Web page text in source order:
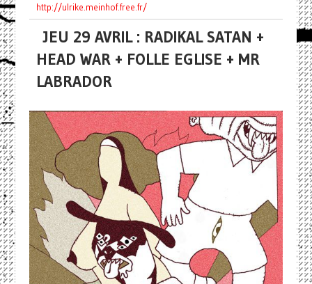
http://ulrike.meinhof.free.fr/
JEU 29 AVRIL : RADIKAL SATAN +
HEAD WAR + FOLLE EGLISE + MR
LABRADOR